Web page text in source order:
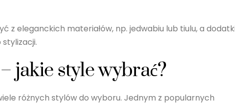
z eleganckich materiałów, np. jedwabiu lub tiulu, a
jakie style wybrać?
różnych stylów do wyboru. Jednym z popularnych